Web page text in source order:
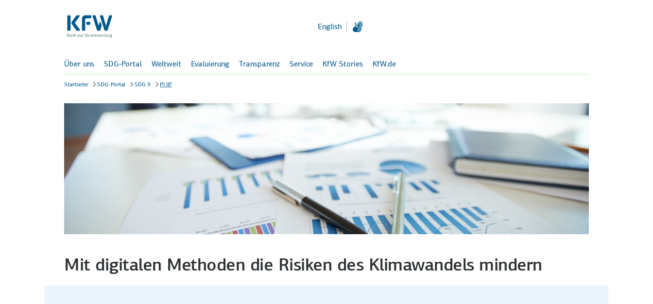
English
Über uns SDG-Portal Weltweit Evaluierung Transparenz Service KfW Stories KfW.de
Startseite SDG-Portal SDG 9 PI IIF
Mit digitalen Methoden die Risiken des Klimawandels mindern